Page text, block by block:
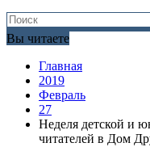
Вы читаете
Главная
2019
Февраль
27
Неделя детской и
читателей в Дом